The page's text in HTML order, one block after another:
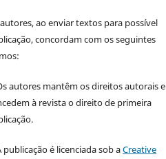
ao enviar textos para possível
concordam com os seguintes
autores mantêm os direitos autorais e
à revista o direito de primeira
publicação é licenciada sob aCreative